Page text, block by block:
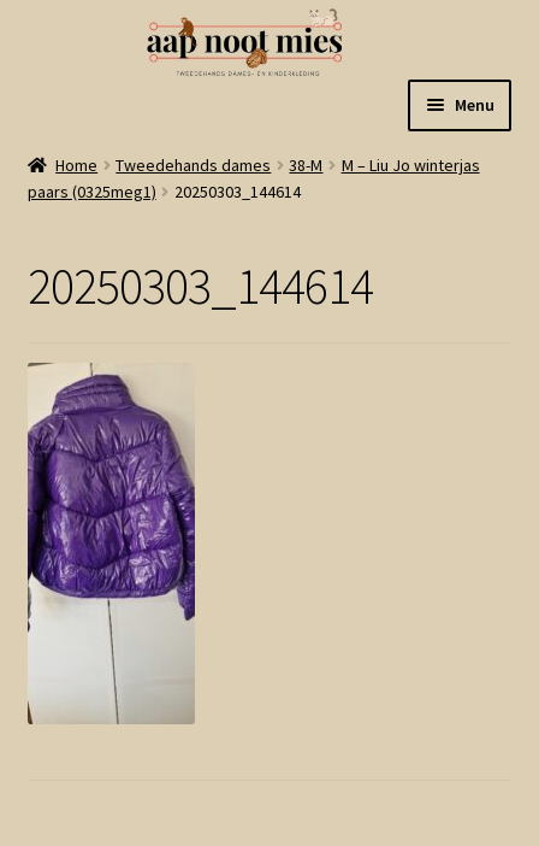
naar
navigatie
de
inhoud
Menu
Welkom
Winkel
Winkelmand
Linkjes
Contact en nieuwsbrief
Home Tweedehands dames 38-M
M – Liu Jo winterjas
paars (0325meg1)
20250303_144614
20250303_144614